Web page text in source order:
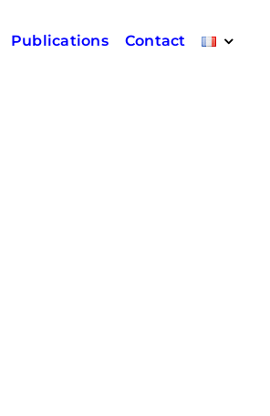
Publications Contact